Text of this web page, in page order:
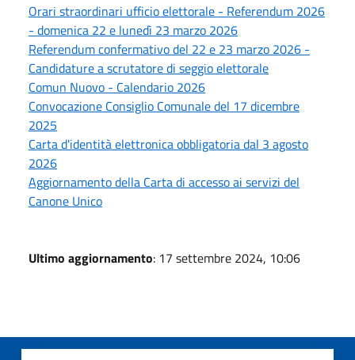
Orari straordinari ufficio elettorale - Referendum 2026
- domenica 22 e lunedì 23 marzo 2026
Referendum confermativo del 22 e 23 marzo 2026 -
Candidature a scrutatore di seggio elettorale
Comun Nuovo - Calendario 2026
Convocazione Consiglio Comunale del 17 dicembre
2025
Carta d'identità elettronica obbligatoria dal 3 agosto
2026
Aggiornamento della Carta di accesso ai servizi del
Canone Unico
Ultimo aggiornamento: 17 settembre 2024, 10:06